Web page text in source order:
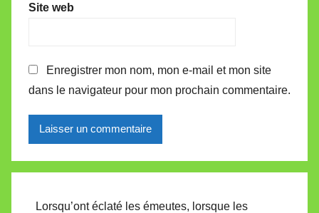
Site web
Enregistrer mon nom, mon e-mail et mon site
dans le navigateur pour mon prochain commentaire.
Lorsqu’ont éclaté les émeutes, lorsque les